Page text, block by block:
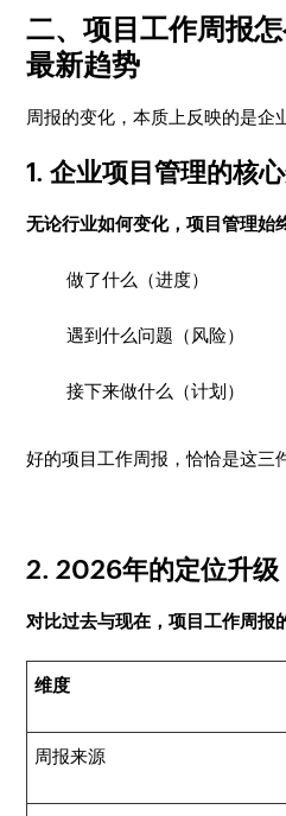
二、项目工作周报
最新趋势
周报的变化，本质上反映的是企
1. 企业项目管理的核
无论行业如何变化，项目管理始
做了什么（进度）
遇到什么问题（风险）
接下来做什么（计划）
好的项目工作周报，恰恰是这三
2. 2026年的定位升级
对比过去与现在，项目工作周报
维度
周报来源